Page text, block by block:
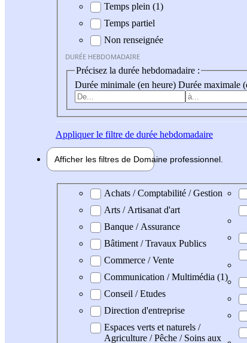
Durée hebdomadaire
Temps plein (1)
Temps partiel
Non renseignée
DURÉE HEBDOMADAIRE
Précisez la durée hebdomadaire :
Durée minimale (en heure) Durée maximale
Appliquerle filtre de durée hebdomadaire
Afficher les filtres de Domaine professionnel
Domaine professionel
Achats / Comptabilité / Gestion
Arts / Artisanat d'art
Banque / Assurance
Bâtiment / Travaux Publics
Commerce / Vente
Communication / Multimédia (1)
Conseil / Etudes
Direction d'entreprise
Espaces verts et naturels /
Agriculture / Pêche / Soins aux